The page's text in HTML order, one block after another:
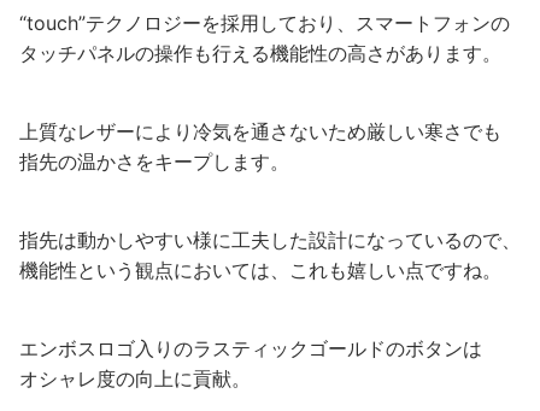
“touch”テクノロジーを採用しており、スマートフォンの
タッチパネルの操作も行える機能性の高さがあります。
上質なレザーにより冷気を通さないため厳しい寒さでも
指先の温かさをキープします。
指先は動かしやすい様に工夫した設計になっているので、
機能性という観点においては、これも嬉しい点ですね。
エンボスロゴ入りのラスティックゴールドのボタンは
オシャレ度の向上に貢献。